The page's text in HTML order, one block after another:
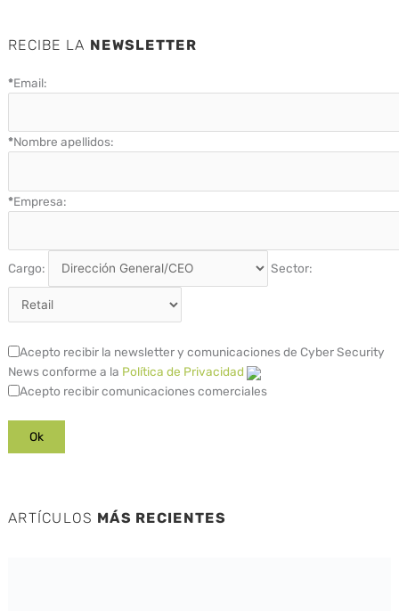
RECIBE LA NEWSLETTER
*Email:
*Nombre apellidos:
*Empresa:
Cargo: Sector:
Acepto recibir la newsletter y comunicaciones de Cyber Security
News conforme a la Política de Privacidad
Acepto recibir comunicaciones comerciales
ARTÍCULOS MÁS RECIENTES